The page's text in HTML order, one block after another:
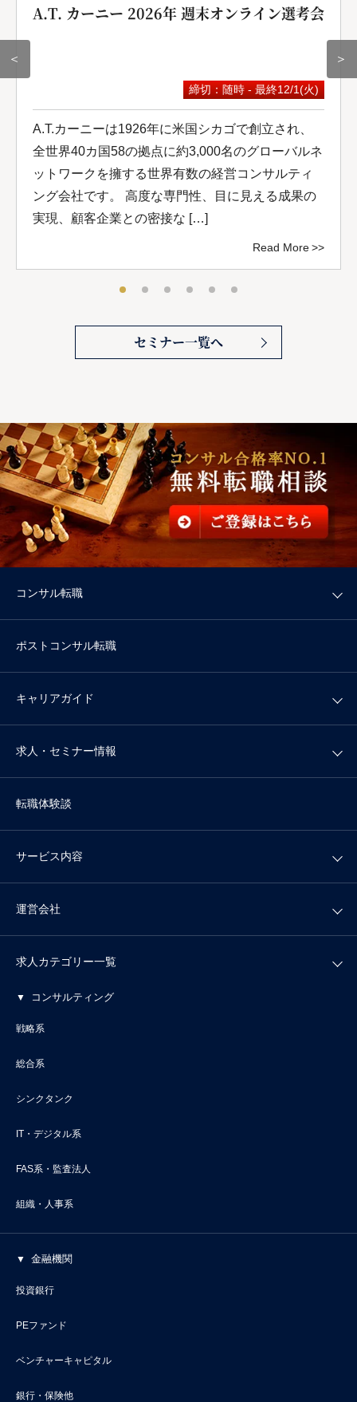
＜
A.T. カーニー 2026年 週末オンライン選考会
締切：随時 - 最終12/1(火)
A.T.カーニーは1926年に米国シカゴで創立され、
全世界40カ国58の拠点に約3,000名のグローバルネ
ットワークを擁する世界有数の経営コンサルティ
ング会社です。 高度な専門性、目に見える成果の
実現、顧客企業との密接な […]
Read More
＞
セミナー一覧へ
コンサル転職
ポストコンサル転職
キャリアガイド
求人・セミナー情報
転職体験談
サービス内容
運営会社
求人カテゴリー一覧
コンサルティング
戦略系
総合系
シンクタンク
IT・デジタル系
FAS系・監査法人
組織・人事系
金融機関
投資銀行
PEファンド
ベンチャーキャピタル
銀行・保険他